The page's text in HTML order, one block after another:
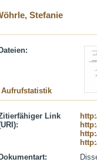
Stefanie
Dateien:
Aufrufstatistik
Link
Dokumentart: